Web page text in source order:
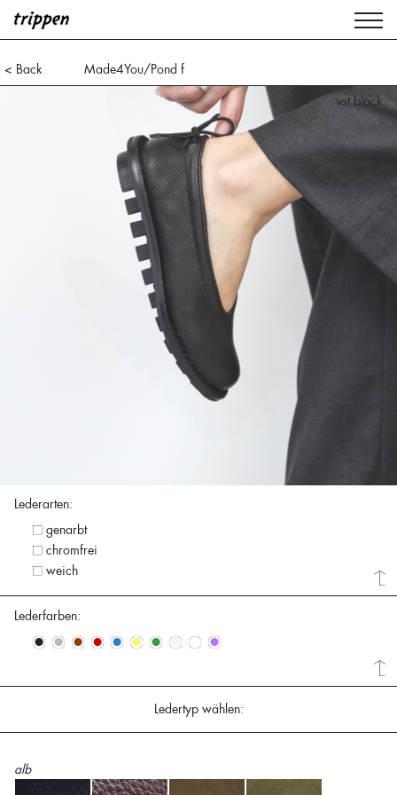
< Back
Made4You/Pond f
vst black
Lederarten:
genarbt
chromfrei
weich
Lederfarben:
• • • • • • • • • •
Ledertyp wählen:
alb